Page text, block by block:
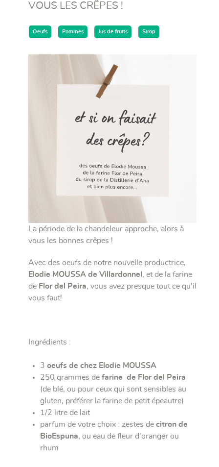
VOUS LES CRÊPES !
Oeufs Pommes Jus de fruits Sirop
La période de la chandeleur approche, alors à
vous les bonnes crêpes !
Avec des oeufs de notre nouvelle productrice,
Elodie MOUSSA de Villardonnel, et de la farine
de Flor del Peira, vous avez presque tout ce qu'il
vous faut!
Ingrédients :
3 oeufs de chez Elodie MOUSSA
250 grammes de farine de Flor del Peira
(de blé, ou pour ceux qui sont sensibles au
gluten, préférer la farine de petit épeautre)
1/2 litre de lait
parfum de votre choix : zestes de citron de
BioEspuna, ou eau de fleur d'oranger ou
rhum